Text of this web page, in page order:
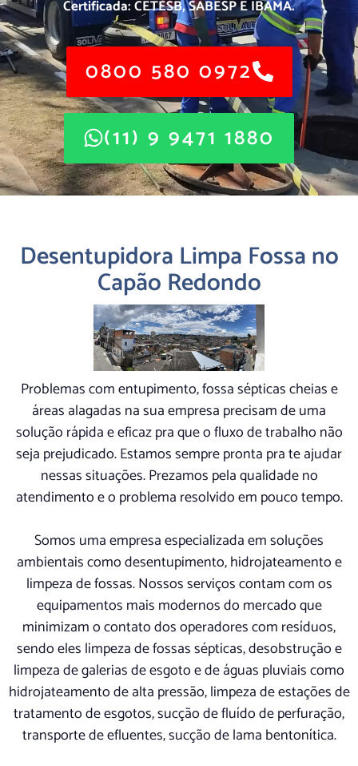
Certificada: CETESB, SABESP E IBAMA.
0800 580 0972
(11) 9 9471 1880
Desentupidora Limpa Fossa no
Capão Redondo
Problemas com entupimento, fossa sépticas cheias e
áreas alagadas na sua empresa precisam de uma
solução rápida e eficaz pra que o fluxo de trabalho não
seja prejudicado. Estamos sempre pronta pra te ajudar
nessas situações. Prezamos pela qualidade no
atendimento e o problema resolvido em pouco tempo.
Somos uma empresa especializada em soluções
ambientais como desentupimento, hidrojateamento e
limpeza de fossas. Nossos serviços contam com os
equipamentos mais modernos do mercado que
minimizam o contato dos operadores com resíduos,
sendo eles limpeza de fossas sépticas, desobstrução e
limpeza de galerias de esgoto e de águas pluviais como
hidrojateamento de alta pressão, limpeza de estações de
tratamento de esgotos, sucção de fluído de perfuração,
transporte de efluentes, sucção de lama bentonítica.